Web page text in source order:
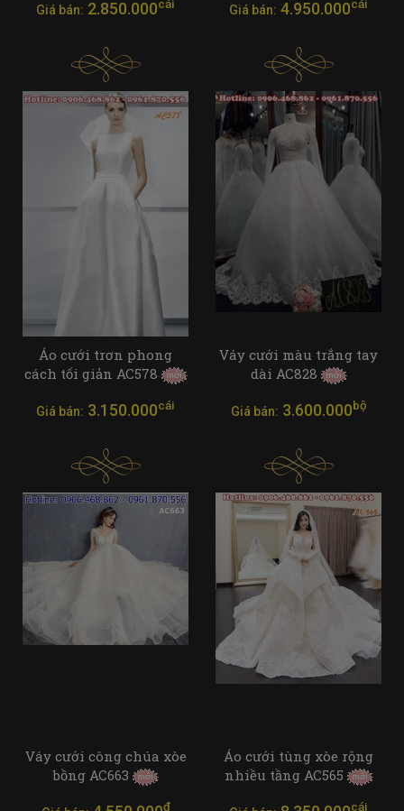
Giá bán: 2.850.000cái Giá bán: 4.950.000cái
Áo cưới trơn phong
cách tối giản AC578
Giá bán: 3.150.000cái
Váy cưới màu trắng tay
dài AC828
Giá bán: 3.600.000bộ
Váy cưới công chúa xòe
bồng AC663
đ
Áo cưới tùng xòe rộng
nhiều tầng AC565
cái